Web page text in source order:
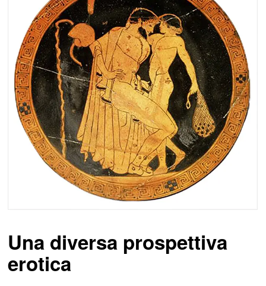
Una diversa prospettiva
erotica